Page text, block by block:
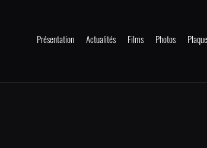
Présentation Actualités Films Photos